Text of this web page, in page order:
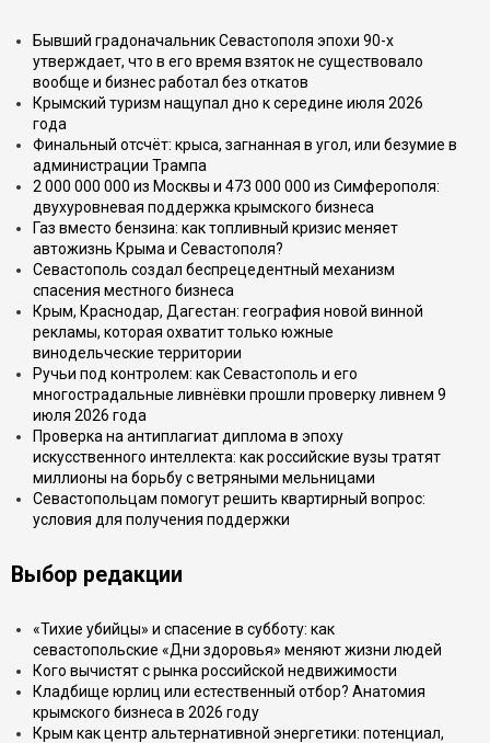
Бывший градоначальник Севастополя эпохи 90-х
утверждает, что в его время взяток не существовало
вообще и бизнес работал без откатов
Крымский туризм нащупал дно к середине июля 2026
года
Финальный отсчёт: крыса, загнанная в угол, или безумие в
администрации Трампа
2 000 000 000 из Москвы и 473 000 000 из Симферополя:
двухуровневая поддержка крымского бизнеса
Газ вместо бензина: как топливный кризис меняет
автожизнь Крыма и Севастополя?
Севастополь создал беспрецедентный механизм
спасения местного бизнеса
Крым, Краснодар, Дагестан: география новой винной
рекламы, которая охватит только южные
винодельческие территории
Ручьи под контролем: как Севастополь и его
многострадальные ливнёвки прошли проверку ливнем 9
июля 2026 года
Проверка на антиплагиат диплома в эпоху
искусственного интеллекта: как российские вузы тратят
миллионы на борьбу с ветряными мельницами
Севастопольцам помогут решить квартирный вопрос:
условия для получения поддержки
Выбор редакции
«Тихие убийцы» и спасение в субботу: как
севастопольские «Дни здоровья» меняют жизни людей
Кого вычистят с рынка российской недвижимости
Кладбище юрлиц или естественный отбор? Анатомия
крымского бизнеса в 2026 году
Крым как центр альтернативной энергетики: потенциал,